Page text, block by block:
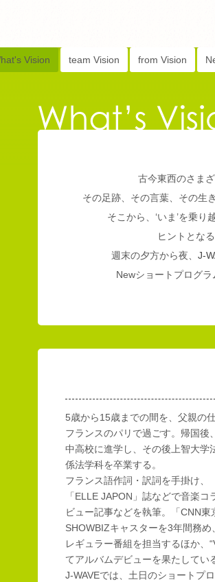
Vision team Vision from Vision
古今東西のさま
その足跡、その言葉、その生
そこから、‘いま’を乗
ヒントとな
週末の夕方から夜、 J-
Newショートプログ
5歳から15歳までの間を、父親の
フランスのパリで過ごす。帰国後
中高校に進学し、その後上智大学
係法学科を卒業する。
フランス語作詞・訳詞を手掛け、
「ELLE JAPON」誌などで音楽コ
ビュー記事などを執筆。「CNN東
SHOWBIZキャスターを3年間務め
レギュラー番組を担当するほか、
てアルバムデビューを果たしてい
J-WAVEでは、土日のショートプ